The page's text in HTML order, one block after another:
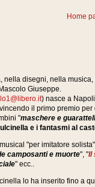
Home
nella disegni, nella
Giuseppe.
) nasce a
il primo premio
"maschere e
e i fantasmi al
"per imitatore
camposanti e muorte", "Il
" ecc..
lo ha inserito fino a